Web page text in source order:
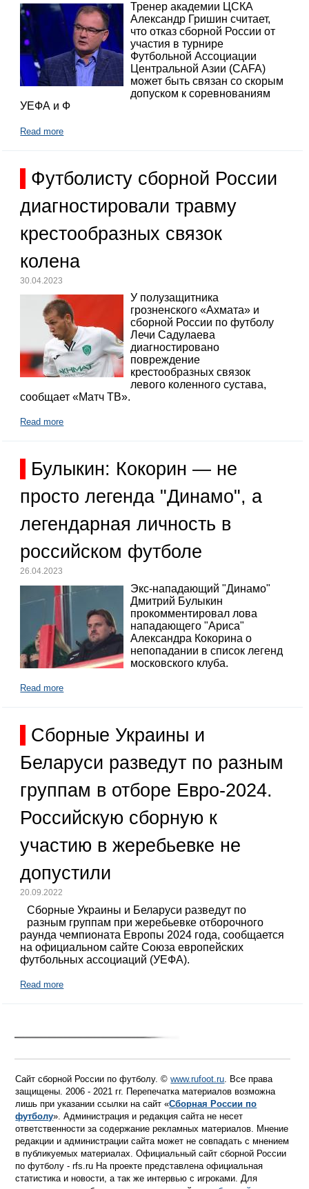
Тренер академии ЦСКА
Александр Гришин считает,
что отказ сборной России от
участия в турнире
Футбольной Ассоциации
Центральной Азии (CAFA)
может быть связан со скорым
допуском к соревнованиям
УЕФА и Ф
Read more
Футболисту сборной России
диагностировали травму
крестообразных связок
колена
30.04.2023
У полузащитника
грозненского «Ахмата» и
сборной России по футболу
Лечи Садулаева
диагностировано
повреждение
крестообразных связок
левого коленного сустава,
сообщает «Матч ТВ».
Read more
Булыкин: Кокорин — не
просто легенда "Динамо", а
легендарная личность в
российском футболе
26.04.2023
Экс-нападающий "Динамо"
Дмитрий Булыкин
прокомментировал лова
нападающего "Ариса"
Александра Кокорина о
непопадании в список легенд
московского клуба.
Read more
Сборные Украины и
Беларуси разведут по разным
группам в отборе Евро-2024.
Российскую сборную к
участию в жеребьевке не
допустили
20.09.2022
Сборные Украины и Беларуси разведут по
разным группам при жеребьевке отборочного
раунда чемпионата Европы 2024 года, сообщается
на официальном сайте Союза европейских
футбольных ассоциаций (УЕФА).
Read more
Сайт сборной России по футболу. ©www.rufoot.ru. Все права
защищены. 2006 - 2021 гг. Перепечатка материалов возможна
лишь при указании ссылки на сайт «Сборная России по
футболу». Администрация и редакция сайта не несет
ответственности за содержание рекламных материалов. Мнение
редакции и администрации сайта может не совпадать с мнением
в публикуемых материалах. Официальный сайт сборной России
по футболу - rfs.ru На проекте представлена официальная
статистика и новости, а так же интервью с игроками. Для